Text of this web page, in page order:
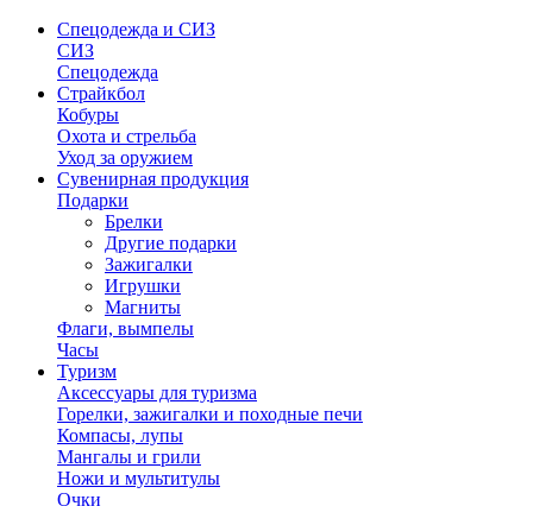
Спецодежда и СИЗ
СИЗ
Спецодежда
Страйкбол
Кобуры
Охота и стрельба
Уход за оружием
Сувенирная продукция
Подарки
Брелки
Другие подарки
Зажигалки
Игрушки
Магниты
Флаги, вымпелы
Часы
Туризм
Аксессуары для туризма
Горелки, зажигалки и походные печи
Компасы, лупы
Мангалы и грили
Ножи и мультитулы
Очки